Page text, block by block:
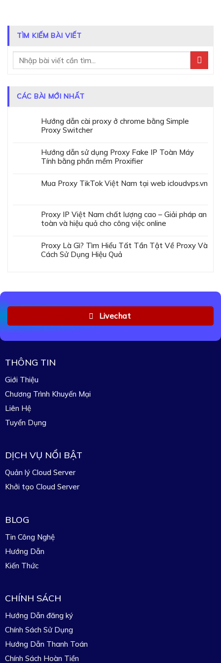
TÌM KIẾM BÀI VIẾT
CÁC BÀI MỚI NHẤT
Hướng dẫn cài proxy ở chrome bằng Simple
Proxy Switcher
Hướng dẫn sử dụng Proxy Fake IP Toàn Máy
Tính bằng phần mềm Proxifier
Mua Proxy TikTok Việt Nam tại web icloudvps.vn
Proxy IP Việt Nam chất lượng cao – Giải pháp an
toàn và hiệu quả cho công việc online
Proxy Là Gì? Tìm Hiểu Tất Tần Tật Về Proxy Và
Cách Sử Dụng Hiệu Quả
Livechat
THÔNG TIN
Giới Thiệu
Chương Trình Khuyến Mại
Liên Hệ
Tuyển Dụng
DỊCH VỤ NỔI BẬT
Quản lý Cloud Server
Khởi tạo Cloud Server
BLOG
Tin Công Nghệ
Hướng Dẫn
Kiến Thức
CHÍNH SÁCH
Hướng Dẫn đăng ký
Chính Sách Sử Dụng
Hướng Dẫn Thanh Toán
Chính Sách Hoàn Tiền